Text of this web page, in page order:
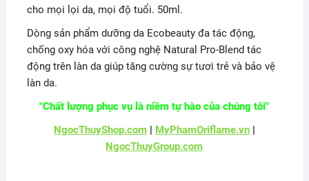
cho mọi lọi da, mọi độ tuổi. 50ml.
Dòng sản phẩm dưỡng da Ecobeauty đa tác động,
chống oxy hóa với công nghệ Natural Pro-Blend tác
động trên làn da giúp tăng cường sự tươi trẻ và bảo vệ
làn da.
"Chất lượng phục vụ là niềm tự hào của chúng tôi"
NgocThuyShop.com| MyPhamOriflame.vn|
NgocThuyGroup.com